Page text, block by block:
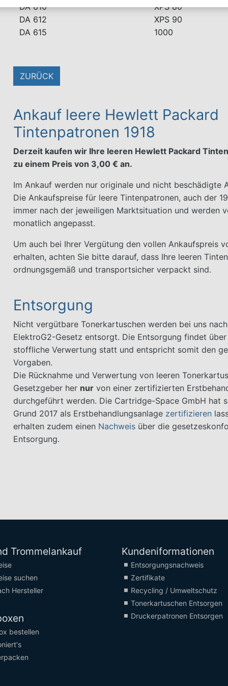
DA 610
DA 612
DA 615
XPS 80
XPS 90
1000
ZURÜCK
Ankauf leere Hewlett Packard
Tintenpatronen 1918
Derzeit kaufen wir Ihre leeren Hewlett Packard
zu einem Preis von 3,00 € an.
Im Ankauf werden nur originale und nicht beschädigte
Die Ankaufspreise für leere Tintenpatronen, auch der
immer nach der jeweiligen Marktsituation und werden
monatlich angepasst.
Um auch bei Ihrer Vergütung den vollen Ankaufspreis
erhalten, achten Sie bitte darauf, dass Ihre leeren
ordnungsgemäß und transportsicher verpackt sind.
Entsorgung
Nicht vergütbare Tonerkartuschen werden bei uns
ElektroG2-Gesetz entsorgt. Die Entsorgung findet über
stoffliche Verwertung statt und entspricht somit den
Vorgaben.
Die Rücknahme und Verwertung von leeren
Gesetzgeber her nurvon einer zertifizierten
durchgeführt werden. Die Cartridge-Space GmbH hat
Grund 2017 als Erstbehandlungsanlage zertifizieren
erhalten zudem einen Nachweisüber die
Entsorgung.
Trommelankauf
suchen
Hersteller
bestellen
Kundeniformationen
Entsorgungsnachweis
Zertifikate
Recycling / Umweltschutz
Tonerkartuschen Entsorgen
Druckerpatronen Entsorgen